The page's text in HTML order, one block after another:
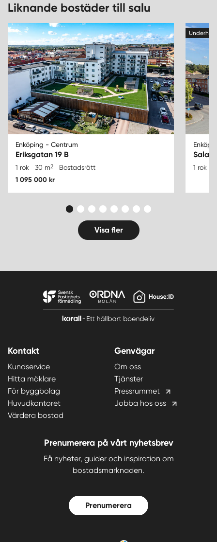
Liknande bostäder till salu
Enköping - Centrum
Eriksgatan 19 B
1 rok 30 m2 Bostadsrätt
1 095 000 kr
1 rok
Visa fler
Kontakt
Kundservice
Hitta mäklare
För byggbolag
Huvudkontoret
Värdera bostad
Genvägar
Om oss
Tjänster
Pressrummet
Jobba hos oss
Prenumerera på vårt nyhetsbrev
Få nyheter, guider och inspiration om
bostadsmarknaden.
Prenumerera